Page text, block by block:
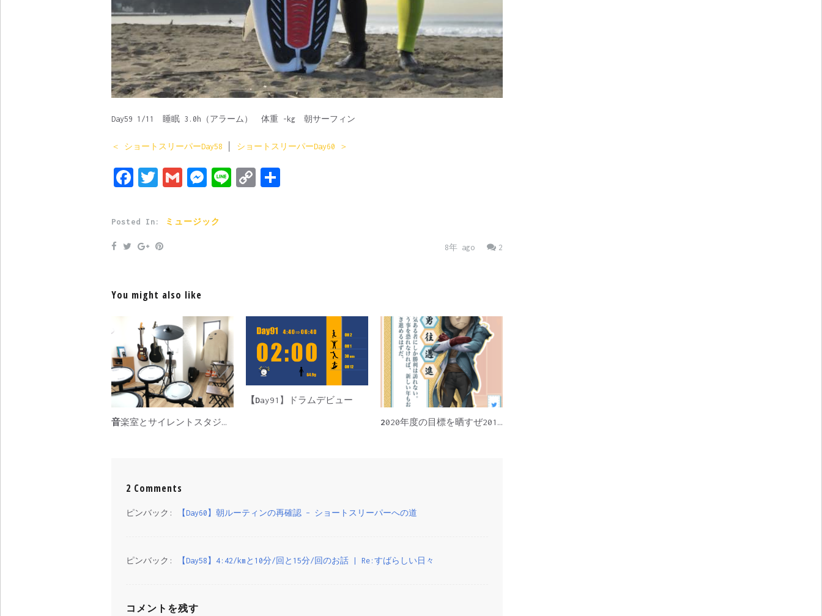
Day59 1/11 睡眠 3.0h（アラーム） 体重 -kg 朝サーフィン
＜ ショートスリーパーDay58 ショートスリーパーDay60 ＞
Facebook
Twitter
GmailMessenger
LineCopy
Posted In: ミュージック
2
8年 ago
You might also like
音楽室とサイレントスタジオ計画
【Day91】ドラムデビュー
2020年度の目標を晒すぜ2019年の振り返り付きで
2 Comments
ピンバック: 【Day60】朝ルーティンの再確認 – ショートスリーパーへの道
ピンバック: 【Day58】4:42/kmと10分/回と15分/回のお話 | Re:すばらしい日々
コメントを残す